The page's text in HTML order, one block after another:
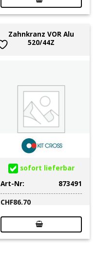
Zahnkranz VOR Alu
520/44Z
sofort lieferbar
Art-Nr:
873491
CHF86.70